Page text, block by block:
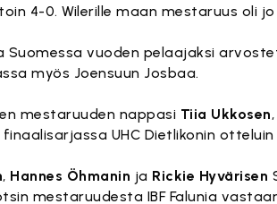
4-0. Wilerille maan mestaruus oli jo
Suomessa vuoden pelaajaksi
myös Joensuun Josbaa.
mestaruuden nappasi Tiia Ukkosen,
UHC Dietlikonin otteluin
, Hannes Öhmanin ja Rickie Hyvärisen
mestaruudesta IBF Falunia